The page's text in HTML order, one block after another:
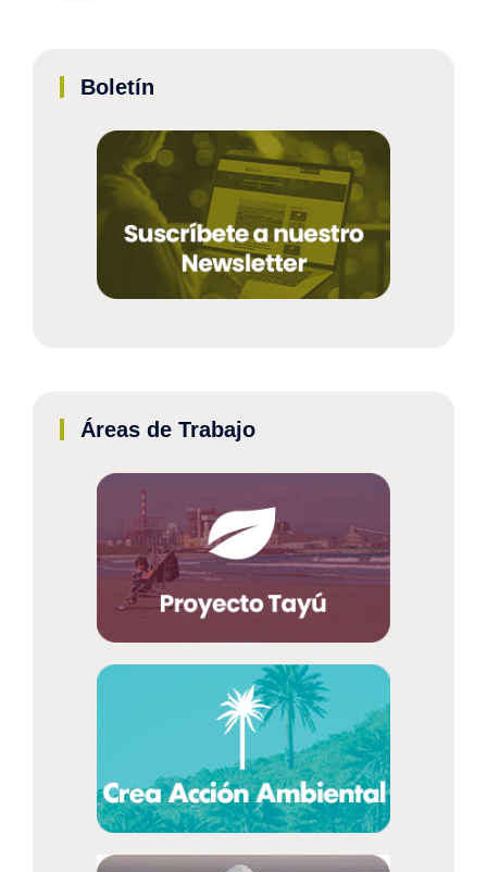
Boletín
Áreas de Trabajo